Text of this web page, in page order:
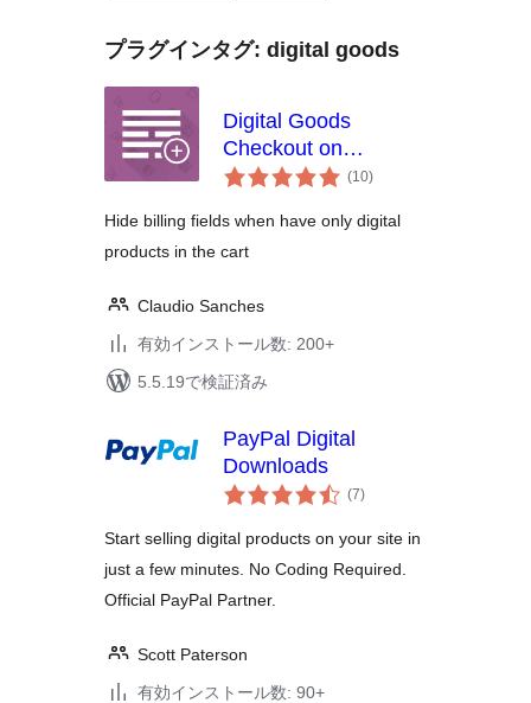
プラグインタグ: digital goods
Digital Goods
Checkout on
WooCommerce
(10個
の
価
)
Hide billing fields when have only digital
products in the cart
Claudio Sanches
有効インストール数: 200+
5.5.19で検証済み
PayPal Digital
Downloads
(7個
の)
Start selling digital products on your site in
just a few minutes. No Coding Required.
Official PayPal Partner.
Scott Paterson
有効インストール数: 90+